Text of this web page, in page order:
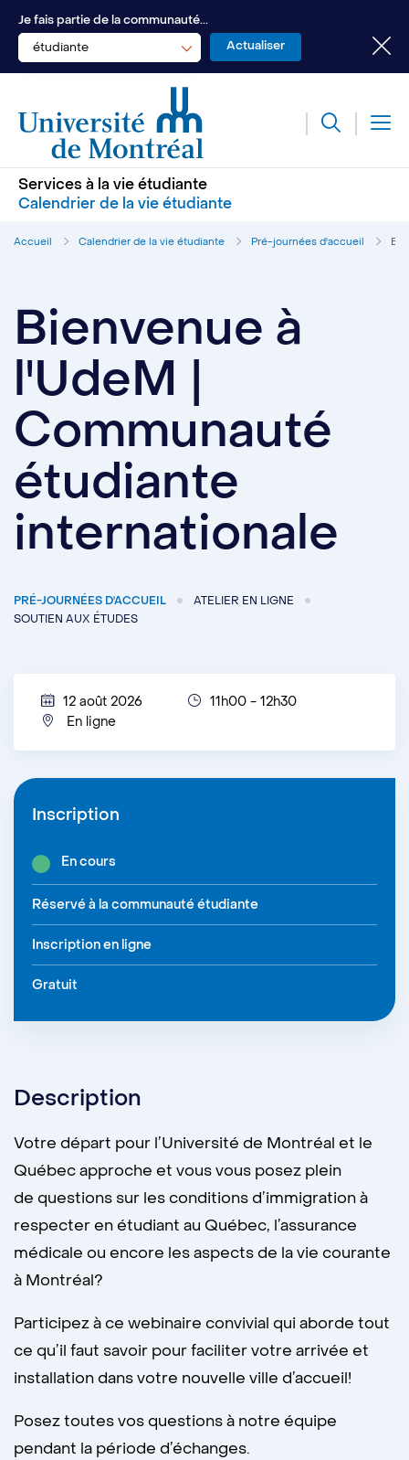
Je fais partie de la communauté...
étudiante
Services à la vie étudiante
Calendrier de la vie étudiante
Accueil Calendrier de la vie étudiante Pré-journées d'accueil
Bienvenue à
l'UdeM |
Communauté
étudiante
internationale
PRÉ-JOURNÉES D'ACCUEIL
ATELIER EN LIGNE
SOUTIEN AUX ÉTUDES
12 août 2026
11h00 - 12h30
En ligne
Inscription
En cours
Réservé à la communauté étudiante
Inscription en ligne
Gratuit
Description
Votre départ pour l’Université de Montréal et le
Québec approche et vous vous posez plein
de questions sur les conditions d’immigration à
respecter en étudiant au Québec, l’assurance
médicale ou encore les aspects de la vie courante
à Montréal?
Participez à ce webinaire convivial qui aborde tout
ce qu’il faut savoir pour faciliter votre arrivée et
installation dans votre nouvelle ville d’accueil!
Posez toutes vos questions à notre équipe
pendant la période d’échanges.